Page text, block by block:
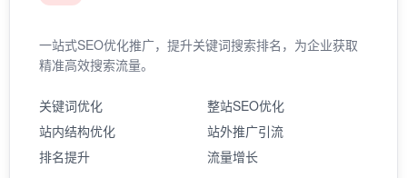
一站式SEO优化推广，提升关键词搜索排名，为企业获取
精准高效搜索流量。
关键词优化
整站SEO优化
站内结构优化
站外推广引流
排名提升
流量增长